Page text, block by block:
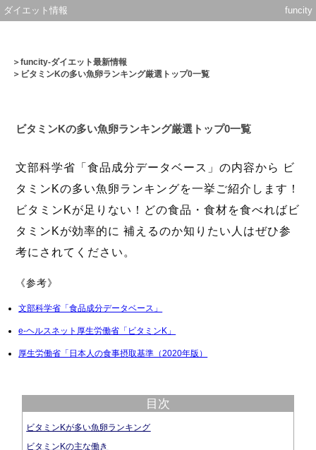
ダイエット情報 funcity
＞funcity-ダイエット最新情報
＞ビタミンKの多い魚卵ランキング厳選トップ0一覧
ビタミンKの多い魚卵ランキング厳選トップ0一覧
文部科学省「食品成分データベース」の内容から ビ
タミンKの多い魚卵ランキングを一挙ご紹介します！
ビタミンKが足りない！どの食品・食材を食べればビ
タミンKが効率的に 補えるのか知りたい人はぜひ参
考にされてください。
《参考》
文部科学省「食品成分データベース」
e-ヘルスネット厚生労働省「ビタミンK」
厚生労働省「日本人の食事摂取基準（2020年版）
目次
ビタミンKが多い魚卵ランキング
ビタミンKの主な働き